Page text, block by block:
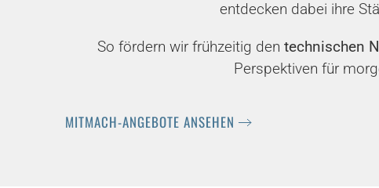
entdecken dabei ihre
So fördern wir frühzeitig den technischen
Perspektiven für
MITMACH-ANGEBOTE ANSEHEN